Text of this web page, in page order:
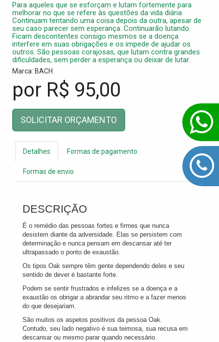
Para aqueles que se esforçam e lutam fortemente para
melhorar no que se refere às questões da vida diária.
Continuam tentando uma coisa depois da outra, apesar de
seu caso parecer sem esperança. Continuarão lutando.
Ficam descontentes consigo mesmos se a doença
interfere em suas obrigações e os impede de ajudar os
outros. São pessoas corajosas, que lutam contra grandes
dificuldades, sem perder a esperança ou deixar de lutar.
Marca: BACH
por R$ 95,00
SOLICITAR ORÇAMENTO
Detalhes Formas de pagamento
Formas de envio
DESCRIÇÃO
É o remédio das pessoas fortes e firmes que nunca
desistem diante da adversidade. Elas se persistem com
determinação e nunca pensam em descansar até ter
ultrapassado o ponto de exaustão.
Os tipos Oak sempre têm gente dependendo deles e seu
sentido de dever é bastante forte.
Podem se sentir frustrados e infelizes se a doença e a
exaustão os obrigar a abrandar seu ritmo e a fazer menos
do que desejariam.
São muitos os aspetos positivos da pessoa Oak.
Contudo, seu lado negativo é sua teimosa, sua recusa em
descansar ou mesmo parar quando necessário.